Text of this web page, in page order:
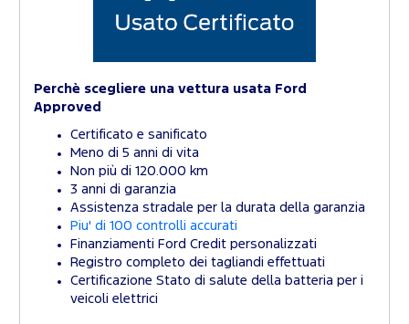
Perchè scegliere una vettura usata Ford
Approved
Certificato e sanificato
Meno di 5 anni di vita
Non più di 120.000 km
3 anni di garanzia
Assistenza stradale per la durata della garanzia
Piu' di 100 controlli accurati
Finanziamenti Ford Credit personalizzati
Registro completo dei tagliandi effettuati
Certificazione Stato di salute della batteria per i
veicoli elettrici